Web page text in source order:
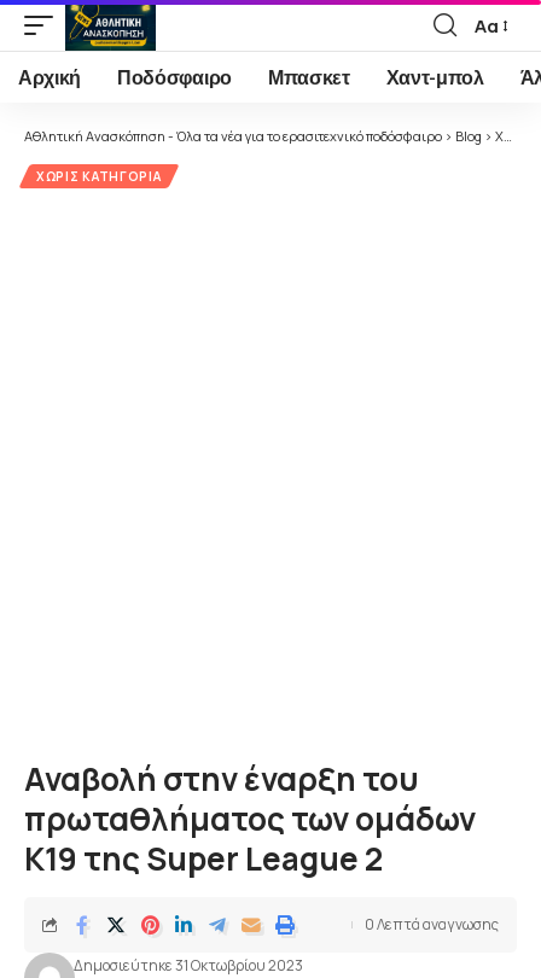
Font
Resizer
Αα
Αρχική Ποδόσφαιρο Μπασκετ Χαντ-μπολ
Αθλητική Ανασκόπηση - Όλα τα νέα για το ερασιτεχνικό ποδόσφαιρο > Blog > Χωρίς κατηγορία
ΧΩΡΊΣ ΚΑΤΗΓΟΡΊΑ
Αναβολή στην έναρξη του
πρωταθλήματος των ομάδων
Κ19 της Super League 2
Δημοσιεύτηκε 31 Οκτωβρίου 2023
0 Λεπτά αναγνωσης